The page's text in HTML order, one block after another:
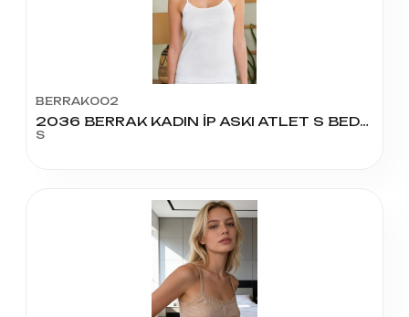
BERRAK002
2036 BERRAK KADIN İP ASKI ATLET S BEDEN
S